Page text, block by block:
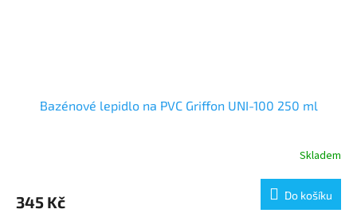
Bazénové lepidlo na PVC Griffon UNI-100 250 ml
Skladem
345 Kč Do košíku